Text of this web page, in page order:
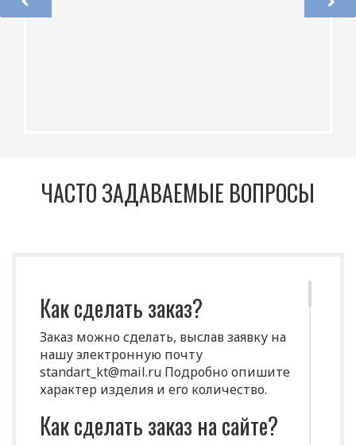
ЧАСТО ЗАДАВАЕМЫЕ ВОПРОСЫ
Как сделать заказ?
Заказ можно сделать, выслав заявку на
нашу электронную почту
standart_kt@mail.ru Подробно опишите
характер изделия и его количество.
Как сделать заказ на сайте?